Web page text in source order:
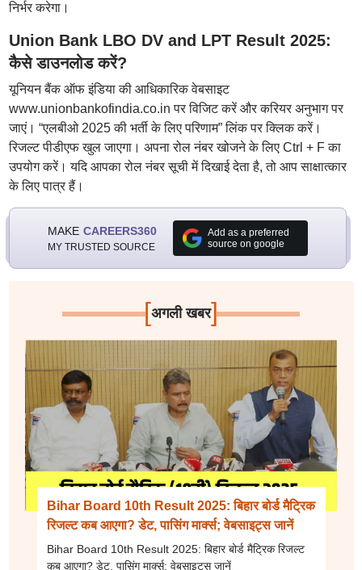
निर्भर करेगा।
Union Bank LBO DV and LPT Result 2025:
कैसे डाउनलोड करें?
यूनियन बैंक ऑफ इंडिया की आधिकारिक वेबसाइट
www.unionbankofindia.co.in पर विजिट करें और करियर अनुभाग पर
जाएं। “एलबीओ 2025 की भर्ती के लिए परिणाम” लिंक पर क्लिक करें।
रिजल्ट पीडीएफ खुल जाएगा। अपना रोल नंबर खोजने के लिए Ctrl + F का
उपयोग करें। यदि आपका रोल नंबर सूची में दिखाई देता है, तो आप साक्षात्कार
के लिए पात्र हैं।
MAKE CAREERS360
MY TRUSTED SOURCE
Add as a preferred
source on google
[अगली खबर]
Bihar Board 10th Result 2025: बिहार बोर्ड मैट्रिक
रिजल्ट कब आएगा? डेट, पासिंग मार्क्स; वेबसाइट्स जानें
Bihar Board 10th Result 2025: बिहार बोर्ड मैट्रिक रिजल्ट
कब आएगा? डेट, पासिंग मार्क्स; वेबसाइट्स जानें